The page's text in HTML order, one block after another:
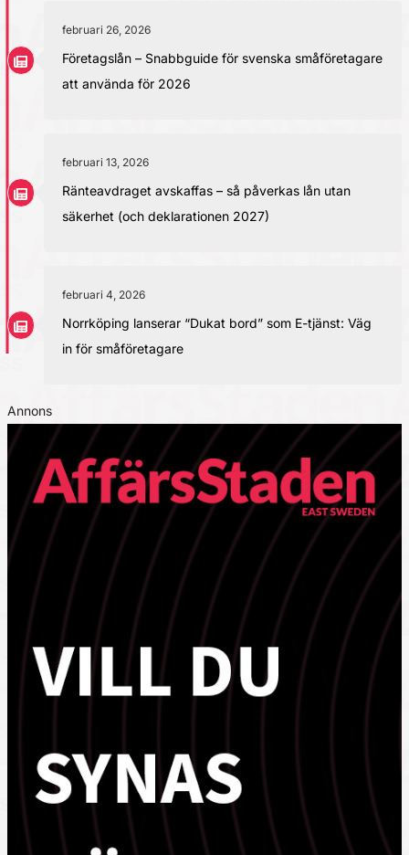
februari 26, 2026
Företagslån – Snabbguide för svenska småföretagare
att använda för 2026
februari 13, 2026
Ränteavdraget avskaffas – så påverkas lån utan
säkerhet (och deklarationen 2027)
februari 4, 2026
Norrköping lanserar “Dukat bord” som E-tjänst: Väg
in för småföretagare
Annons